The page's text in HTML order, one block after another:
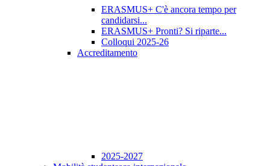
ERASMUS+ C'è ancora tempo per
candidarsi...
ERASMUS+ Pronti? Si riparte...
Colloqui 2025-26
Accreditamento
2025-2027